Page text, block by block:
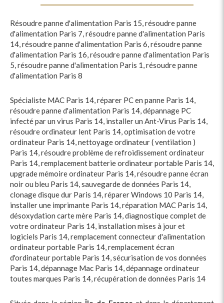
Résoudre panne d'alimentation Paris 15,résoudre panne
d'alimentation Paris 7,résoudre panne d'alimentation Paris
14,résoudre panne d'alimentation Paris 6,résoudre panne
d'alimentation Paris 16,résoudre panne d'alimentation Paris
5,résoudre panne d'alimentation Paris 1,résoudre panne
d'alimentation Paris 8
Spécialiste MAC Paris 14,réparer PC en panne Paris 14,
résoudre panne d'alimentation Paris 14,dépannage PC
infecté par un virus Paris 14, installer un Ant-Virus Paris 14,
résoudre ordinateur lent Paris 14,optimisation de votre
ordinateur Paris 14,nettoyage ordinateur ( ventilation )
Paris 14,résoudre problème de refroidissement ordinateur
Paris 14,remplacement batterie ordinateur portable Paris 14,
upgrade mémoire ordinateur Paris 14,résoudre panne écran
noir ou bleu Paris 14,sauvegarde de données Paris 14,
clonage disque dur Paris 14,réparer Windows 10 Paris 14,
installer une imprimante Paris 14,réparation MAC Paris 14,
désoxydation carte mère Paris 14,diagnostique complet de
votre ordinateur Paris 14, installation mises à jour et
logiciels Paris 14,remplacement connecteur d'alimentation
ordinateur portable Paris 14,remplacement écran
d'ordinateur portable Paris 14,sécurisation de vos données
Paris 14,dépannage Mac Paris 14,dépannage ordinateur
toutes marques Paris 14,récupération de données Paris 14